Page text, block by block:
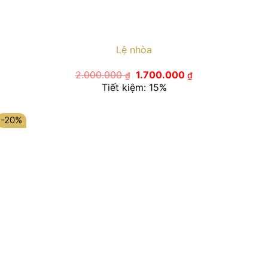
Lệ nhòa
2.000.000₫ Giá
gốc
là:
1.700.000₫Giá
Tiết kiệm: 15%
-20%